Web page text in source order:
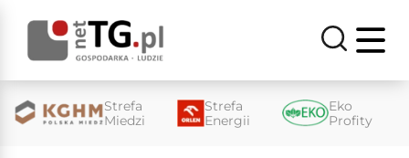
Strefa
Miedzi
Strefa
Energii
Eko
Profity